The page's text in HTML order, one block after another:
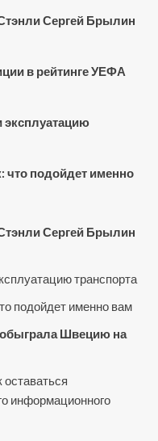
Сергей Брылин
в рейтинге УЕФА
эксплуатацию
что подойдет именно
Сергей Брылин
транспорта
подойдет именно вам
Швецию на
информационного